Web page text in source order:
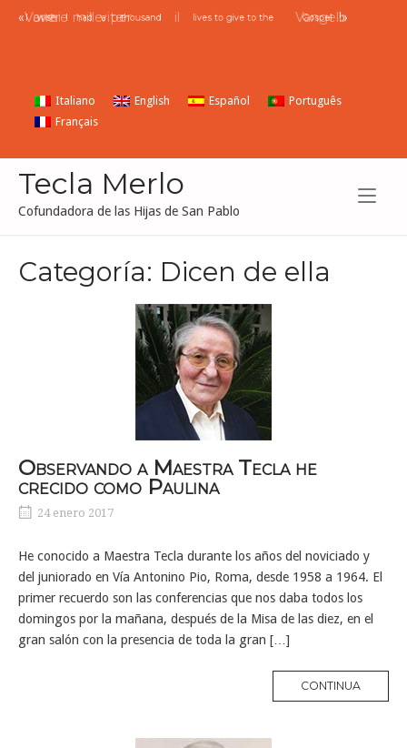
«I
Vorrei
wish
avereI had
millea
vitethousand
per lives to give to the
il Gospel
Vangelo
!»
Italiano English Español
Português
Français
Tecla Merlo
Cofundadora de las Hijas de San Pablo
Categoría: Dicen de ella
Observando a Maestra Tecla he
crecido como Paulina
24 enero 2017
He conocido a Maestra Tecla durante los años del noviciado y
del juniorado en Vía Antonino Pio, Roma, desde 1958 a 1964. El
primer recuerdo son las conferencias que nos daba todos los
domingos por la mañana, después de la Misa de las diez, en el
gran salón con la presencia de toda la gran […]
CONTINUA